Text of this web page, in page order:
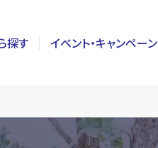
探す イベント・キャンペーン